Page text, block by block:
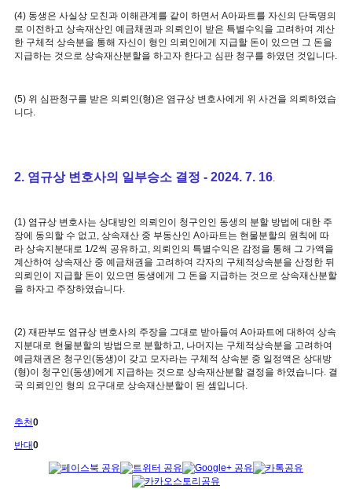
(4) 동생은 사실상 모친과 이해관계를 같이 하면서 A아파트를 자신의 단독명의
로 이전하고 상속재산인 예금채권과 의뢰인이 받은 특별수익을 고려하여 계산
한 구체적 상속분을 통해 자신이 형인 의뢰인에게 지급할 돈이 있으면 그 돈을
지급하는 것으로 상속재산분할을 하고자 한다고 심판 청구를 하였던 것입니다.
(5) 위 심판청구를 받은 의뢰인(형)은 염규상 변호사에게 위 사건을 의뢰하였습
니다.
2. 염규상 변호사의 일부승소 결정 - 2024. 7. 16.
(1) 염규상 변호사는 상대방인 의뢰인이 청구인인 동생의 분할 방법에 대한 주
장에 동의할 수 없고, 상속재산 중 부동산인 A아파트는 현물분할의 원칙에 따
라 상속지분대로 1/2씩 공유하고, 의뢰인의 특별수익은 감정을 통해 그 가액을
계산하여 상속재산 중 예금채권을 고려하여 각자의 구체적상속분을 산정한 뒤
의뢰인이 지급할 돈이 있으면 동생에게 그 돈을 지급하는 것으로 상속재산분할
을 하자고 주장하였습니다.
(2) 재판부도 염규상 변호사의 주장을 그대로 받아들여 A아파트에 대하여 상속
지분대로 현물분할의 방법으로 분할하고, 나머지는 구체적상속분을 고려하여
예금채권은 청구인(동생)이 갖고 모자라는 구체적 상속분 중 일정액은 상대방
(형)이 청구인(동생)에게 지급하는 것으로 상속재산분할 결정을 하였습니다. 결
국 의뢰인인 형의 요구대로 상속재산분할이 된 셈입니다.
추천0
반대0